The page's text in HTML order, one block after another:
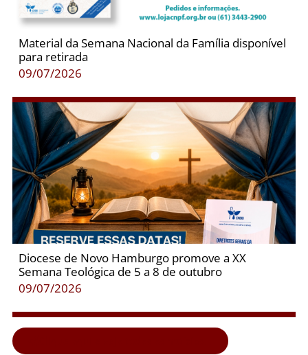
Material da Semana Nacional da Família disponível
para retirada
09/07/2026
Diocese de Novo Hamburgo promove a XX
Semana Teológica de 5 a 8 de outubro
09/07/2026